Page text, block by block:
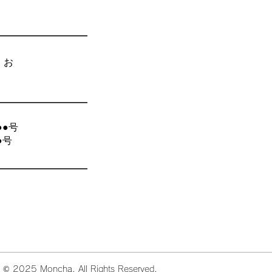
お
号
号
© 2025 Moncha. All Rights Reserved.